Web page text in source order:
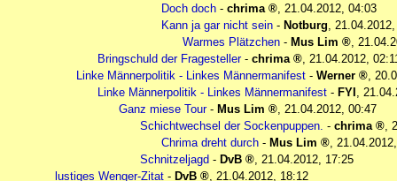
Doch doch - chrima , 21.04.2012, 04:03
Kann ja gar nicht sein - Notburg,
Warmes Plätzchen - Mus Lim ,
Bringschuld der Fragesteller- chrima , 21.04.2012,
Linke Männerpolitik - Linkes Männermanifest - Werner ,
Linke Männerpolitik - Linkes Männermanifest - FYI ,
Ganz miese Tour- Mus Lim , 21.04.2012, 00:47
Schichtwechsel der Sockenpuppen. - chrima ,
Chrima dreht durch - Mus Lim ,
Schnitzeljagd - DvB , 21.04.2012, 17:25
lustiges Wenger-Zitat - DvB , 21.04.2012, 18:12